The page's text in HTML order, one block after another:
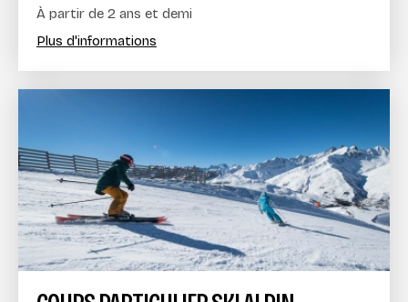
À partir de 2 ans et demi
Plus d'informations